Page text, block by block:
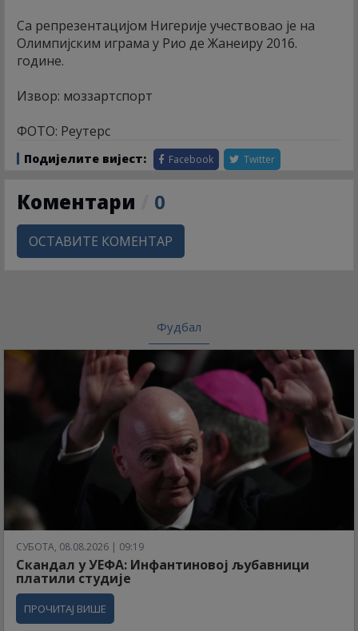
Са репрезентацијом Нигерије учествовао је на
Олимпијским играма у Рио де Жанеиру 2016.
године.
Извор: моззартспорт
ФОТО: Реутерс
Подијелите вијест: Facebook Twitter
Коментари 0
ОСТАВИТЕ КОМЕНТАР
Фудбал
СУБОТА, 08.08.2026 | 09:19
Скандал у УЕФА: Инфантиновој љубавници
платили студије
ПРОЧИТАЈ ВИШЕ